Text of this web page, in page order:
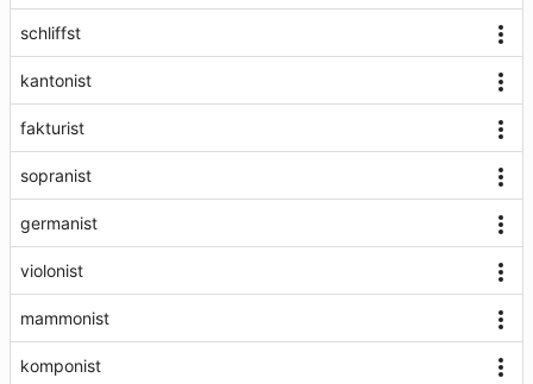
schliffst
kantonist
fakturist
sopranist
germanist
violonist
mammonist
komponist